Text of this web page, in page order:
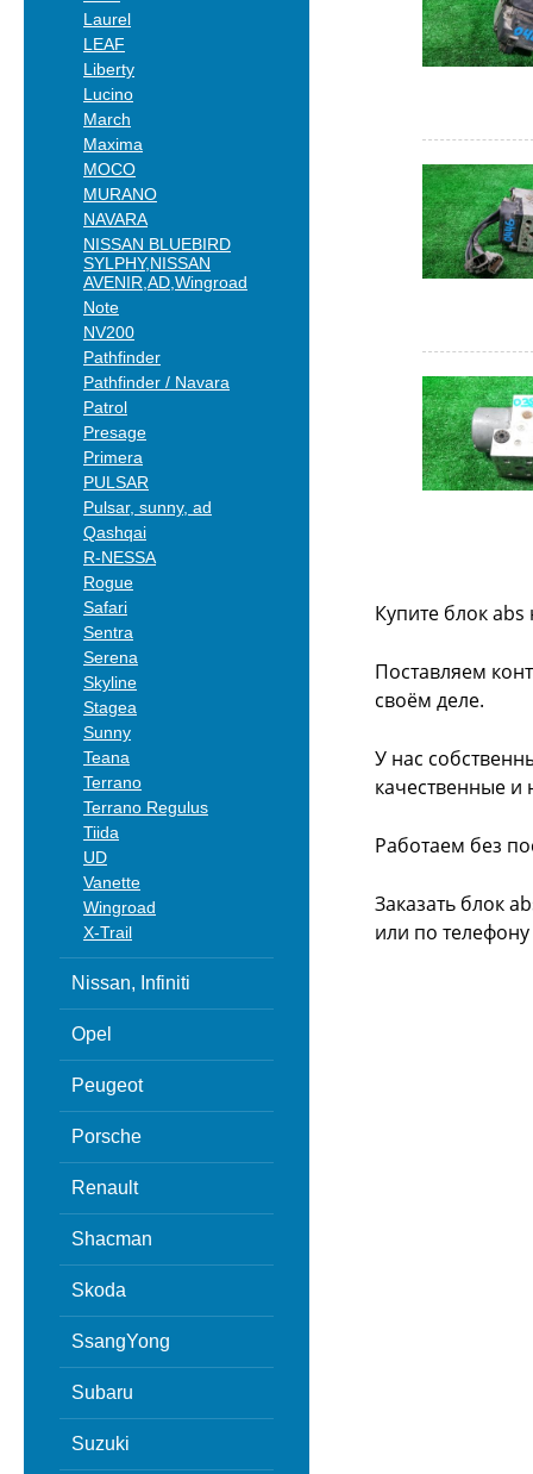
Laurel
LEAF
Liberty
Lucino
March
Maxima
MOCO
MURANO
NAVARA
NISSAN BLUEBIRD
SYLPHY,NISSAN
AVENIR,AD,Wingroad
Note
NV200
Pathfinder
Pathfinder / Navara
Patrol
Presage
Primera
PULSAR
Pulsar, sunny, ad
Qashqai
R-NESSA
Rogue
Safari
Sentra
Serena
Skyline
Stagea
Sunny
Teana
Terrano
Terrano Regulus
Tiida
UD
Vanette
Wingroad
X-Trail
Nissan, Infiniti
Opel
Peugeot
Porsche
Renault
Shacman
Skoda
SsangYong
Subaru
Suzuki
Купите блок
Поставляем
своём деле.
У нас
качественные и
Работаем без
Заказать блок
или по